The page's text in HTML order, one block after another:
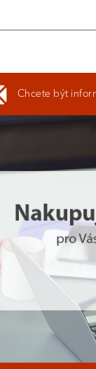
Chcete být